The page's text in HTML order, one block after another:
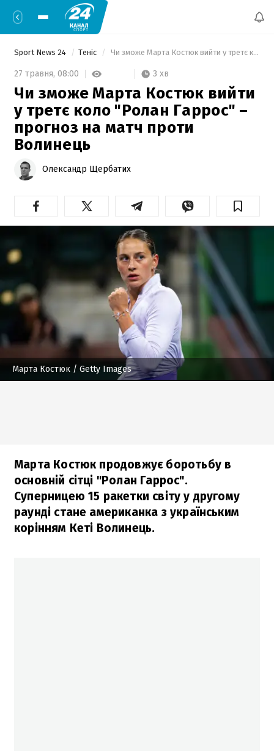
Sport News 24 Теніс Чи зможе Марта Костюк вийти у третє коло "Ролан Гаррос" – прогноз на матч проти Волинець
27 травня, 08:00 3 хв
Чи зможе Марта Костюк вийти
у третє коло "Ролан Гаррос" –
прогноз на матч проти
Волинець
Олександр Щербатих
Марта Костюк / Getty Images
Марта Костюк продовжує боротьбу в
основній сітці "Ролан Гаррос".
Суперницею 15 ракетки світу у другому
раунді стане американка з українським
корінням Кеті Волинець.